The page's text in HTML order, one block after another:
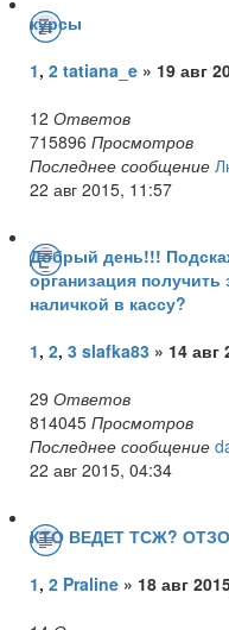
курсы
1, 2 tatiana_e » 19 авг
12 Ответов
715896 Просмотров
Последнее сообщение
22 авг 2015, 11:57
Добрый день!!!
организация получить
наличкой в кассу?
1, 2, 3 slafka83 » 14 авг
29 Ответов
814045 Просмотров
Последнее сообщение
22 авг 2015, 04:34
КТО ВЕДЕТ ТСЖ?
1, 2 Praline » 18 авг